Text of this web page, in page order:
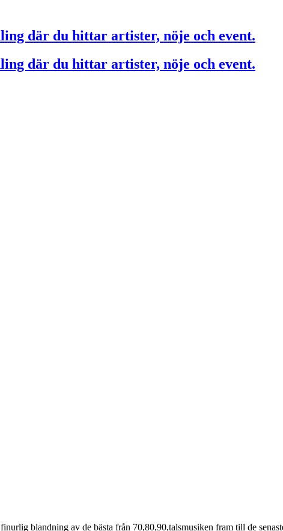
där du hittar artister, nöje och event.
där du hittar artister, nöje och event.
blandning av de bästa från 70,80,90,talsmusiken fram till de